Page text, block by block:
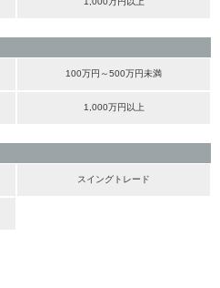
100万円～500万円未満
1,000万円以上
スイングトレード